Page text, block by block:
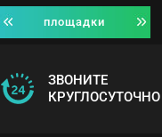
площадки
ЗВОНИТЕ
КРУГЛОСУТОЧНО